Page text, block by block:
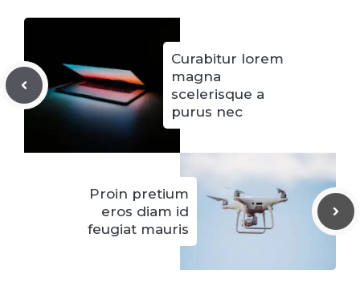
Curabitur lorem
magna
scelerisque a
purus nec
Proin pretium
eros diam id
feugiat mauris